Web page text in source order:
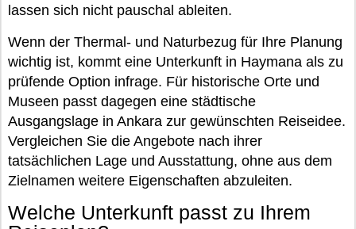
lassen sich nicht pauschal ableiten.
Wenn der Thermal- und Naturbezug für Ihre Planung
wichtig ist, kommt eine Unterkunft in Haymana als zu
prüfende Option infrage. Für historische Orte und
Museen passt dagegen eine städtische
Ausgangslage in Ankara zur gewünschten Reiseidee.
Vergleichen Sie die Angebote nach ihrer
tatsächlichen Lage und Ausstattung, ohne aus dem
Zielnamen weitere Eigenschaften abzuleiten.
Welche Unterkunft passt zu Ihrem